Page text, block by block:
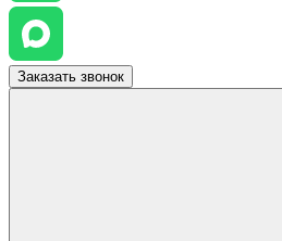
Заказать звонок